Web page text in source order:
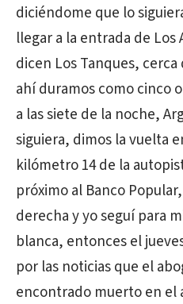
diciéndome que lo
llegar a la entrada de
dicen Los Tanques,
ahí duramos como cinco
a las siete de la noche,
siguiera, dimos la vuelta
kilómetro 14 de la
próximo al Banco
derecha y yo seguí para
blanca, entonces el
por las noticias que el
encontrado muerto en el